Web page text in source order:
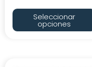
Seleccionar
opciones